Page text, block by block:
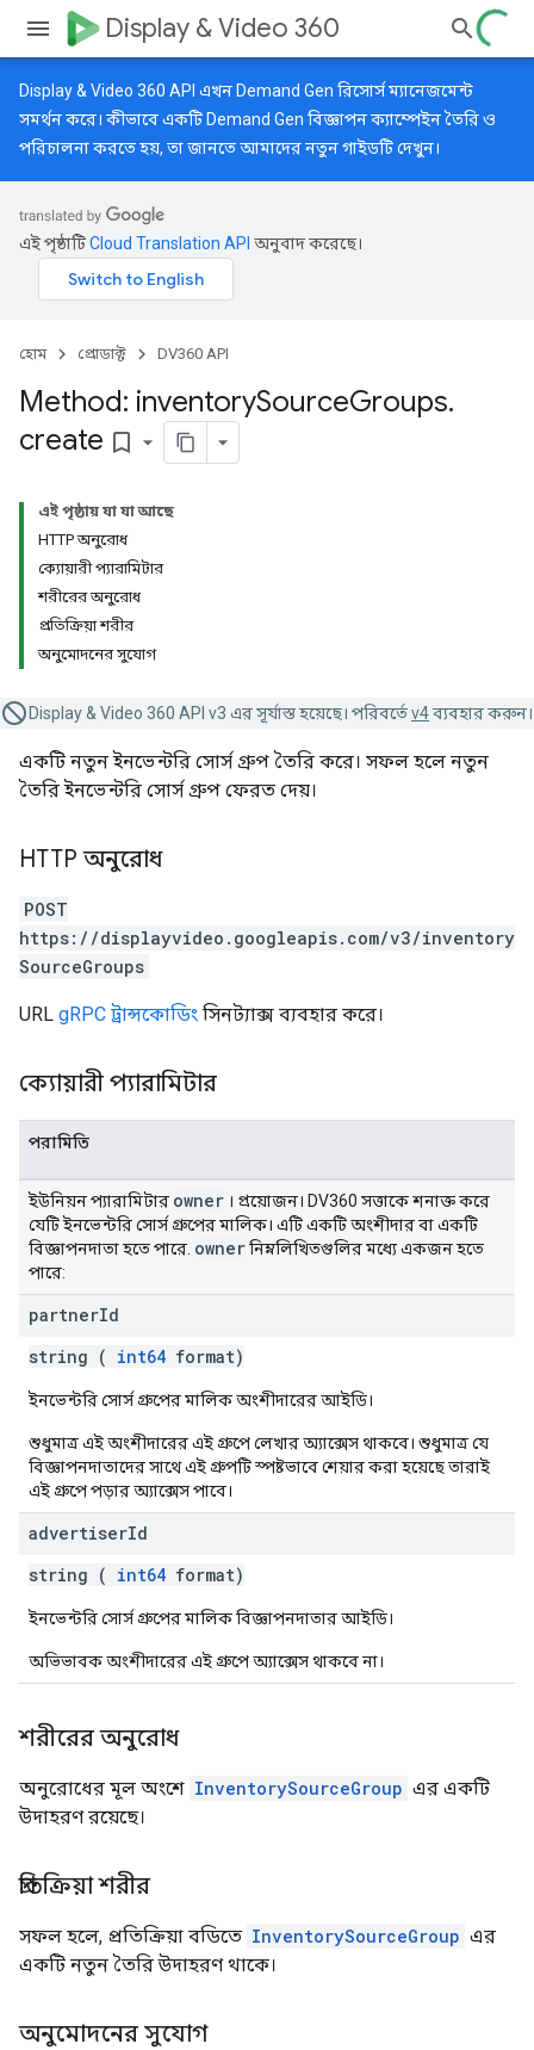
Display & Video 360
Display & Video 360 API এখন Demand Gen রিসোর্স ম্যানেজমেন্ট
সমর্থন করে। কীভাবে একটি Demand Gen বিজ্ঞাপন ক্যাম্পেইন তৈরি ও
পরিচালনা করতে হয়, তা জানতে আমাদেরনতুন গাইডটিদেখুন।
এই পৃষ্ঠাটিCloud Translation API অনুবাদ করেছে।
হোম প্রোডাক্ট DV360 API
Method: inventorySourceGroups.
create bookmark_border
এই পৃষ্ঠায় যা যা আছে
HTTP অনুরোধ
ক্যোয়ারী প্যারামিটার
শরীরের অনুরোধ
প্রতিক্রিয়া শরীর
অনুমোদনের সুযোগ
Display & Video 360 API v3 এর সূর্যাস্ত হয়েছে। পরিবর্তেv4ব্যবহার করুন।
একটি নতুন ইনভেন্টরি সোর্স গ্রুপ তৈরি করে। সফল হলে নতুন
তৈরি ইনভেন্টরি সোর্স গ্রুপ ফেরত দেয়।
HTTP অনুরোধ
POST
https://displayvideo.googleapis.com/v3/inventory
SourceGroups
URL gRPC ট্রান্সকোডিং সিনট্যাক্স ব্যবহার করে।
ক্যোয়ারী প্যারামিটার
পরামিতি
ইউনিয়ন প্যারামিটার owner । প্রয়োজন। DV360 সত্তাকে শনাক্ত করে
যেটি ইনভেন্টরি সোর্স গ্রুপের মালিক। এটি একটি অংশীদার বা একটি
বিজ্ঞাপনদাতা হতে পারে. ownerনিম্নলিখিতগুলির মধ্যে একজন হতে
পারে:
partnerId
string ( int64 format)
ইনভেন্টরি সোর্স গ্রুপের মালিক অংশীদারের আইডি।
শুধুমাত্র এই অংশীদারের এই গ্রুপে লেখার অ্যাক্সেস থাকবে। শুধুমাত্র যে
বিজ্ঞাপনদাতাদের সাথে এই গ্রুপটি স্পষ্টভাবে শেয়ার করা হয়েছে তারাই
এই গ্রুপে পড়ার অ্যাক্সেস পাবে।
advertiserId
string ( int64 format)
ইনভেন্টরি সোর্স গ্রুপের মালিক বিজ্ঞাপনদাতার আইডি।
অভিভাবক অংশীদারের এই গ্রুপে অ্যাক্সেস থাকবে না।
শরীরের অনুরোধ
অনুরোধের মূল অংশে InventorySourceGroup এর একটি
উদাহরণ রয়েছে।
প্রতিক্রিয়া শরীর
সফল হলে, প্রতিক্রিয়া বডিতে InventorySourceGroup এর
একটি নতুন তৈরি উদাহরণ থাকে।
অনুমোদনের সুযোগ